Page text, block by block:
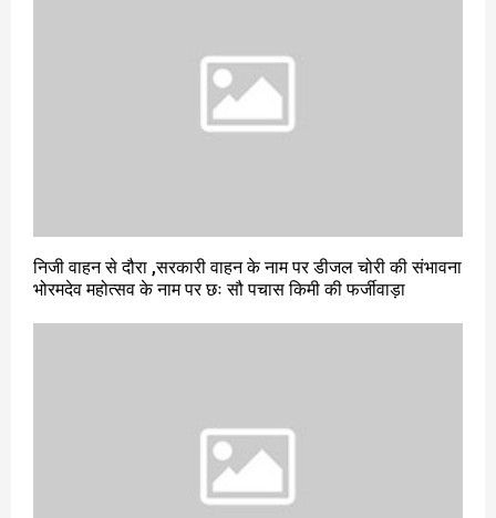
निजी वाहन से दौरा ,सरकारी वाहन के नाम पर डीजल चोरी की संभावना
भोरमदेव महोत्सव के नाम पर छः सौ पचास किमी की फर्जीवाड़ा